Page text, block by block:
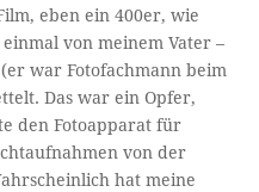
eben ein 400er, wie
von meinem Vater –
war Fotofachmann beim
Das war ein Opfer,
den Fotoapparat für
von der
hat meine